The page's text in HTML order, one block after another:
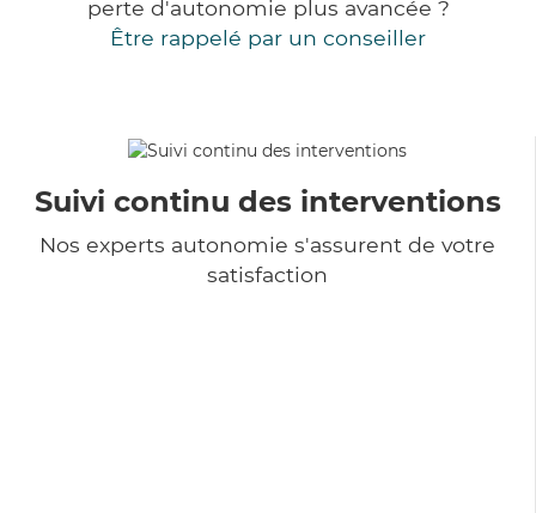
perte d'autonomie plus avancée ?
Être rappelé par un conseiller
Suivi continu des interventions
Nos experts autonomie s'assurent de votre
satisfaction